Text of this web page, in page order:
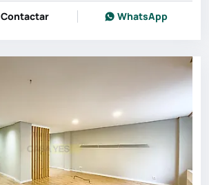
Contactar WhatsApp